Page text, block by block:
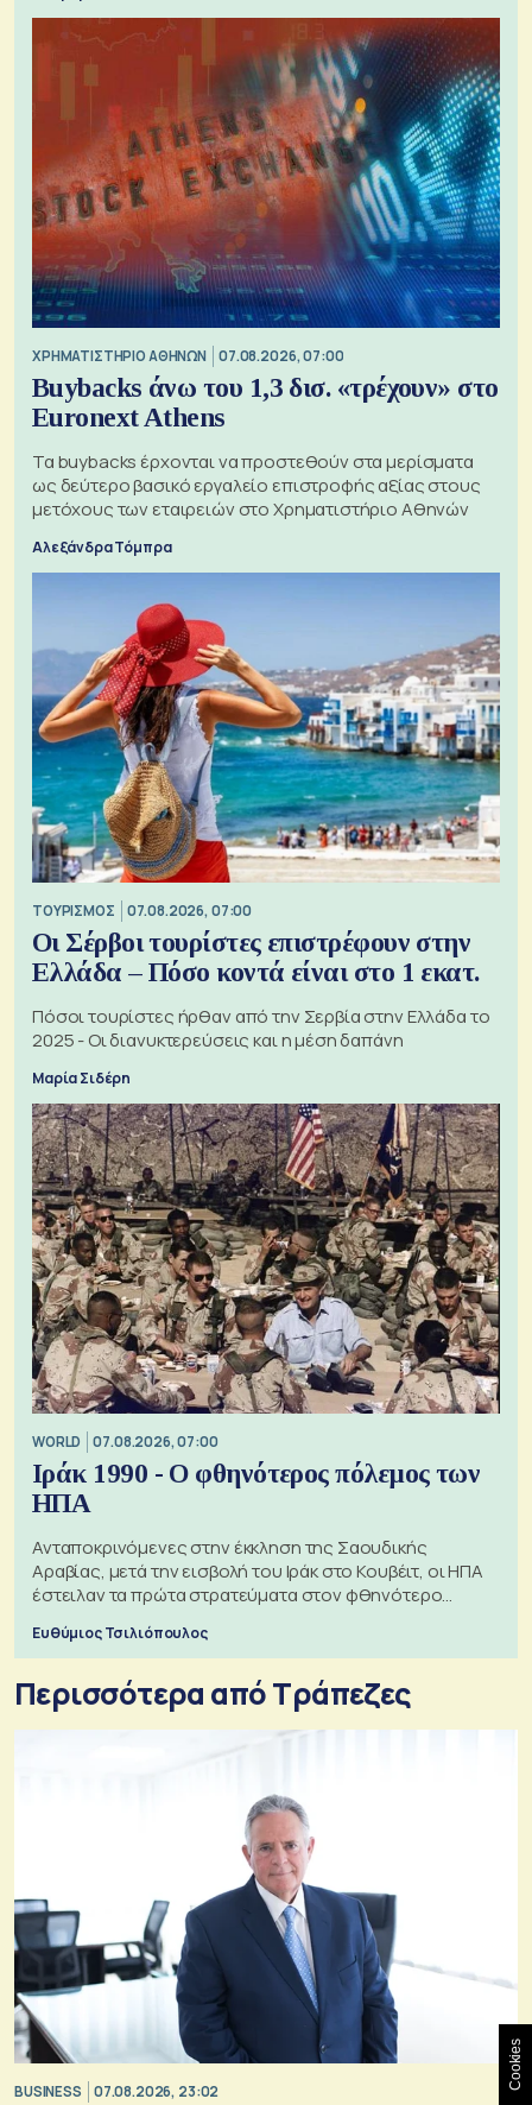
XΡΗΜΑΤΙΣΤΗΡΙΟ ΑΘΗΝΩΝ 07.08.2026, 07:00
Buybacks άνω του 1,3 δισ. «τρέχουν» στο
Euronext Athens
Τα buybacks έρχονται να προστεθούν στα μερίσματα
ως δεύτερο βασικό εργαλείο επιστροφής αξίας στους
μετόχους των εταιρειών στο Χρηματιστήριο Αθηνών
Αλεξάνδρα Τόμπρα
ΤΟΥΡΙΣΜΟΣ 07.08.2026, 07:00
Οι Σέρβοι τουρίστες επιστρέφουν στην
Ελλάδα – Πόσο κοντά είναι στο 1 εκατ.
Πόσοι τουρίστες ήρθαν από την Σερβία στην Ελλάδα το
2025 - Οι διανυκτερεύσεις και η μέση δαπάνη
Μαρία Σιδέρη
WORLD 07.08.2026, 07:00
Ιράκ 1990 - Ο φθηνότερος πόλεμος των
ΗΠΑ
Ανταποκρινόμενες στην έκκληση της Σαουδικής
Αραβίας, μετά την εισβολή του Ιράκ στο Κουβέιτ, οι ΗΠΑ
έστειλαν τα πρώτα στρατεύματα στον φθηνότερο
Ευθύμιος Τσιλιόπουλος
Περισσότερα από Τράπεζες
BUSINESS 07.08.2026, 23:02
Cookies